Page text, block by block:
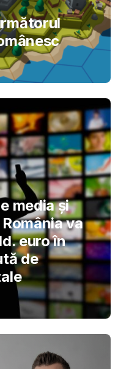
media și
va
euro în
de